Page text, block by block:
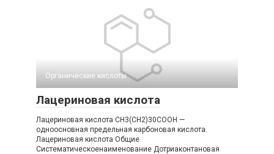
Органические кислоты‎
Лацериновая кислота
Лацериновая кислота CH3(CH2)30COOH —
одноосновная предельная карбоновая кислота.
Лацериновая кислота Общие
Систематическоенаименование Дотриаконтановая